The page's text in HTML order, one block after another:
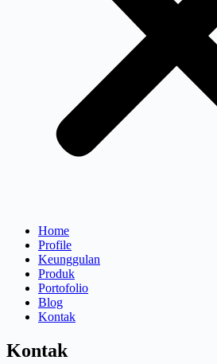
Home
Profile
Keunggulan
Produk
Portofolio
Blog
Kontak
Kontak